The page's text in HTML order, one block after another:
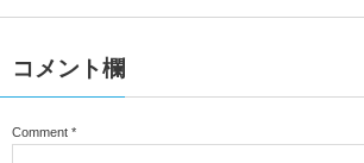
コメント欄
Comment *